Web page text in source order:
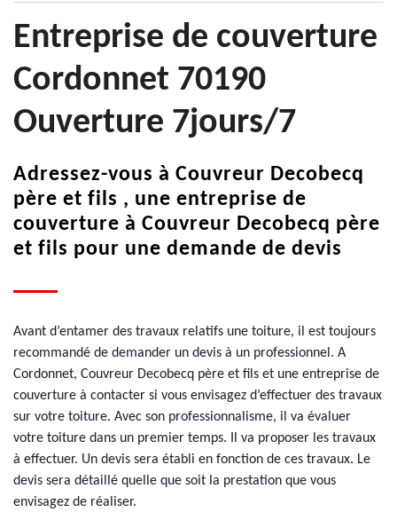
Entreprise de couverture
Cordonnet 70190
Ouverture 7jours/7
Adressez-vous à Couvreur Decobecq
père et fils , une entreprise de
couverture à Couvreur Decobecq père
et fils pour une demande de devis
Avant d’entamer des travaux relatifs une toiture, il est toujours
recommandé de demander un devis à un professionnel. A
Cordonnet, Couvreur Decobecq père et fils et une entreprise de
couverture à contacter si vous envisagez d’effectuer des travaux
sur votre toiture. Avec son professionnalisme, il va évaluer
votre toiture dans un premier temps. Il va proposer les travaux
à effectuer. Un devis sera établi en fonction de ces travaux. Le
devis sera détaillé quelle que soit la prestation que vous
envisagez de réaliser.